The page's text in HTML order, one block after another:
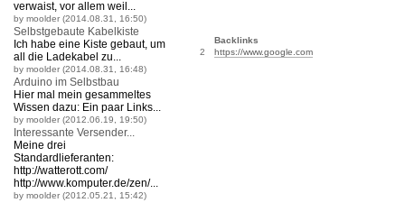
verwaist, vor allem weil...
by moolder (2014.08.31, 16:50)
Selbstgebaute Kabelkiste
Ich habe eine Kiste gebaut, um
all die Ladekabel zu...
by moolder (2014.08.31, 16:48)
Arduino im Selbstbau
Hier mal mein gesammeltes
Wissen dazu: Ein paar Links...
by moolder (2012.06.19, 19:50)
Interessante Versender...
Meine drei
Standardlieferanten:
http://watterott.com/
http://www.komputer.de/zen/...
by moolder (2012.05.21, 15:42)
Backlinks
2
https://www.google.com